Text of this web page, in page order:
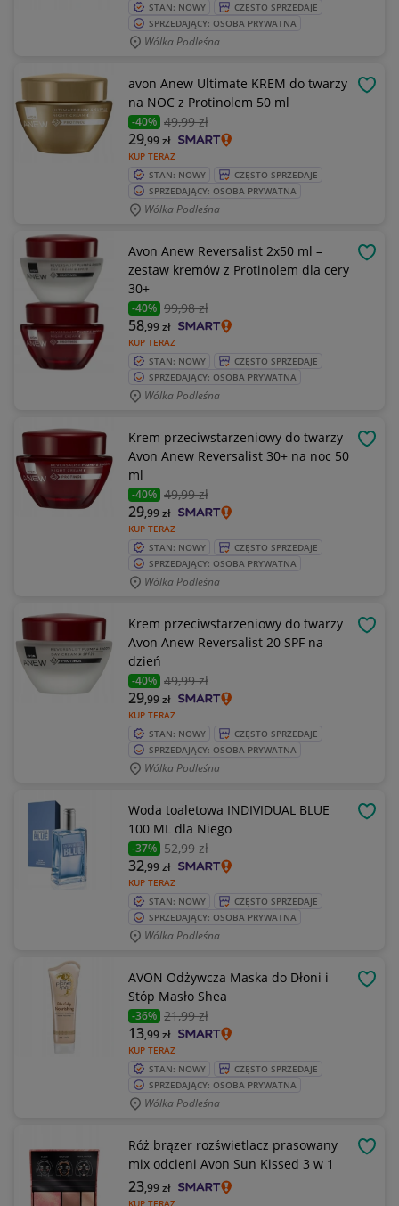
STAN: NOWY
CZĘSTO SPRZEDAJE
SPRZEDAJĄCY: OSOBA PRYWATNA
Wólka Podleśna
avon Anew Ultimate KREM do twarzy
na NOC z Protinolem 50 ml
-40% 49,99 zł
KUP TERAZ
29,99zł
STAN: NOWY
CZĘSTO SPRZEDAJE
SPRZEDAJĄCY: OSOBA PRYWATNA
Wólka Podleśna
Avon Anew Reversalist 2x50 ml –
zestaw kremów z Protinolem dla cery
30+
-40% 99,98 zł
KUP TERAZ
58,99zł
STAN: NOWY
CZĘSTO SPRZEDAJE
SPRZEDAJĄCY: OSOBA PRYWATNA
Wólka Podleśna
Krem przeciwstarzeniowy do twarzy
Avon Anew Reversalist 30+ na noc 50
ml
-40% 49,99 zł
KUP TERAZ
29,99zł
STAN: NOWY
CZĘSTO SPRZEDAJE
SPRZEDAJĄCY: OSOBA PRYWATNA
Wólka Podleśna
Krem przeciwstarzeniowy do twarzy
Avon Anew Reversalist 20 SPF na
dzień
-40% 49,99 zł
KUP TERAZ
29,99zł
STAN: NOWY
CZĘSTO SPRZEDAJE
SPRZEDAJĄCY: OSOBA PRYWATNA
Wólka Podleśna
Woda toaletowa INDIVIDUAL BLUE
100 ML dla Niego
-37% 52,99 zł
KUP TERAZ
32,99zł
STAN: NOWY
CZĘSTO SPRZEDAJE
SPRZEDAJĄCY: OSOBA PRYWATNA
Wólka Podleśna
AVON Odżywcza Maska do Dłoni i
Stóp Masło Shea
-36% 21,99 zł
KUP TERAZ
13,99zł
STAN: NOWY
CZĘSTO SPRZEDAJE
SPRZEDAJĄCY: OSOBA PRYWATNA
Wólka Podleśna
Róż brązer rozświetlacz prasowany
mix odcieni Avon Sun Kissed 3 w 1
KUP TERAZ
23,99zł